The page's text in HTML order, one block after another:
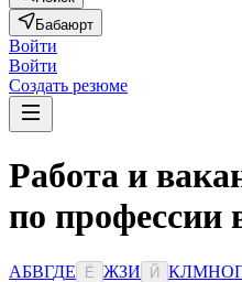
Бабаюрт
Войти
Войти
Создать резюме
Работа и
по профессии
АБВГДЕ Ё ЖЗИ Й КЛМНО